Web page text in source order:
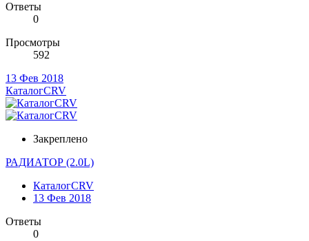
Ответы
0
Просмотры
592
13 Фев 2018
КаталогCRV
Закреплено
РАДИАТОР (2.0L)
КаталогCRV
13 Фев 2018
Ответы
0